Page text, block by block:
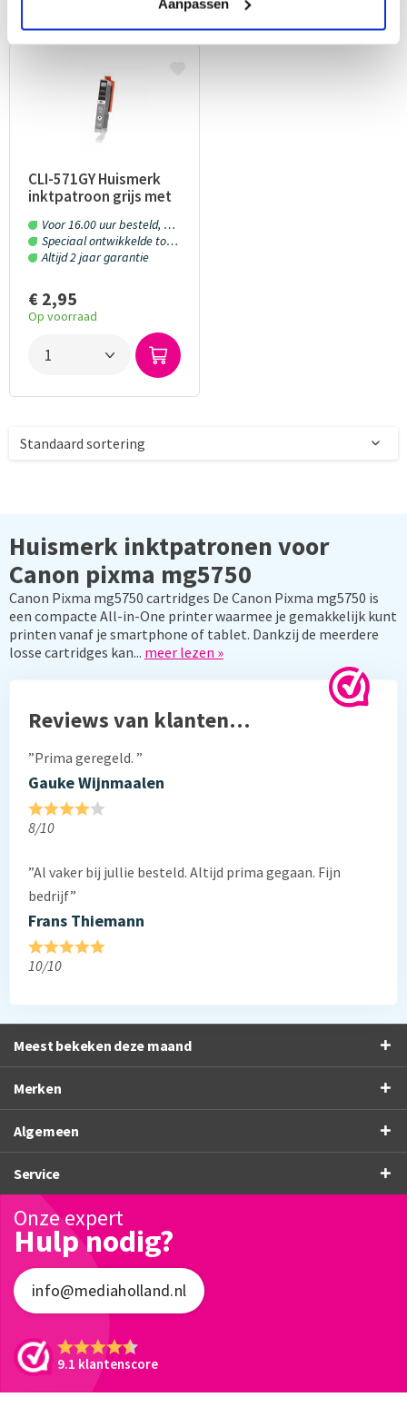
Aanpassen
gegarandeerd vertrouwd en veilig shopt!
CLI-571GY Huismerk
inktpatroon grijs met
Voor 16.00 uur besteld, morgen in huis!
Speciaal ontwikkelde toner en inkt
Altijd 2 jaar garantie
€ 2,95
Op voorraad
Huismerk inktpatronen voor
Canon pixma mg5750
Canon Pixma mg5750 cartridges De Canon Pixma mg5750 is
een compacte All-in-One printer waarmee je gemakkelijk kunt
printen vanaf je smartphone of tablet. Dankzij de meerdere
losse cartridges kan... meer lezen »
Reviews van klanten…
”Prima geregeld. ”
Gauke Wijnmaalen
8/10
”Al vaker bij jullie besteld. Altijd prima gegaan. Fijn
bedrijf”
Frans Thiemann
10/10
Meest bekeken deze maand
Merken
Algemeen
Service
Onze expert
Hulp nodig?
info@mediaholland.nl
9.1 klantenscore